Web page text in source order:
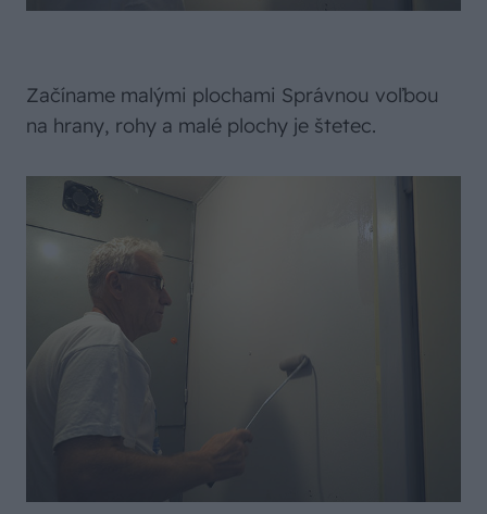
Začíname malými plochami Správnou voľbou
na hrany, rohy a malé plochy je štetec.